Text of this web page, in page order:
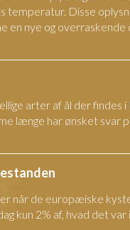
temperatur. Disse
en nye og overraskende
arter af ål der findes
længe har ønsket svar
når de europæiske
kun 2% af, hvad det var